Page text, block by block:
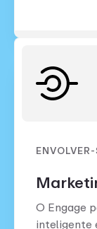
O Engage
inteligente